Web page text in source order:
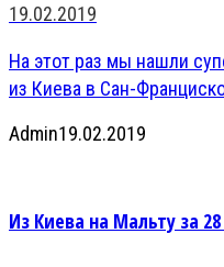
19.02.2019
На этот раз мы нашли
из Киева в Сан-
Admin19.02.2019
Из Киева на Мальту за